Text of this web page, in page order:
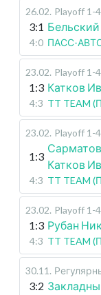
26.02. Playoff 1-
3:1
4:0 ПАСС-
23.02. Playoff 1-
1:3 Катков
4:3 TT TEAM
23.02. Playoff 1-
1:3
Катков
4:3 TT TEAM
23.02. Playoff 1-
1:3 Рубан
4:3 TT TEAM
30.11 .
3:2